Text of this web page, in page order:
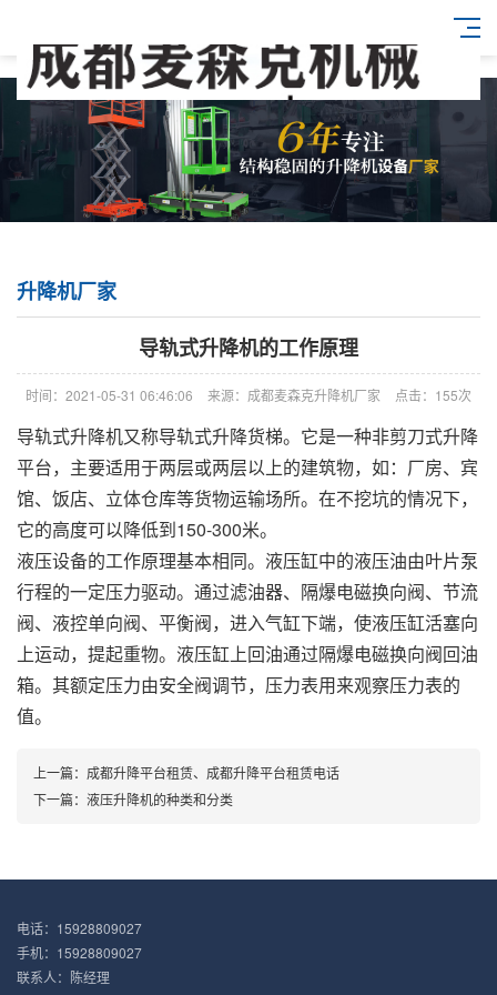
升降机厂家
导轨式升降机的工作原理
时间：2021-05-31 06:46:06 来源：成都麦森克升降机厂家 点击：155次
导轨式升降机又称导轨式升降货梯。它是一种非剪刀式升降
平台，主要适用于两层或两层以上的建筑物，如：厂房、宾
馆、饭店、立体仓库等货物运输场所。在不挖坑的情况下，
它的高度可以降低到150-300米。
液压设备的工作原理基本相同。液压缸中的液压油由叶片泵
行程的一定压力驱动。通过滤油器、隔爆电磁换向阀、节流
阀、液控单向阀、平衡阀，进入气缸下端，使液压缸活塞向
上运动，提起重物。液压缸上回油通过隔爆电磁换向阀回油
箱。其额定压力由安全阀调节，压力表用来观察压力表的
值。
上一篇： 成都升降平台租赁、成都升降平台租赁电话
下一篇： 液压升降机的种类和分类
电话：15928809027
手机：15928809027
联系人：陈经理